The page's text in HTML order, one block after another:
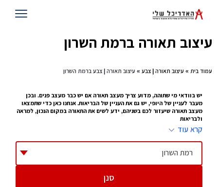
עיצוב תאורה ברמת השרון
עמוד בית » עיצוב תאורה | צבע » עיצוב תאורה | צבע ברמת השרון
יש בוודאי מי שתוהה, מדוע צריך מעצב תאורה אם יש כבר מעצב פנים. ובכן
מעבר לעניין של היופי, יש גם את העניין של הבריאות. אנחנו כאן כדי שתמצאו
מעצב תאורה שיעזור לכם בשניהם, ידע לשים את התאורה במקום הנכון, למראה
ולבריאות
ביממה, או נמצא בבית, קורא או מסתכל על טלוויזיה כמה שעות ביום , יודע איזו
השפעה יש לתאורה על העיניים שלו. זו הסיבה שמתוך
צמח לו תחום של
עיצוב תאורה, מעצב שמציע היכן לשים את התאורה, באיזו כמות ובאיזו צורה.
ההשפעה שלו על הבית יכולה להיות עצומה
קרא עוד
רמת השרון
סנן